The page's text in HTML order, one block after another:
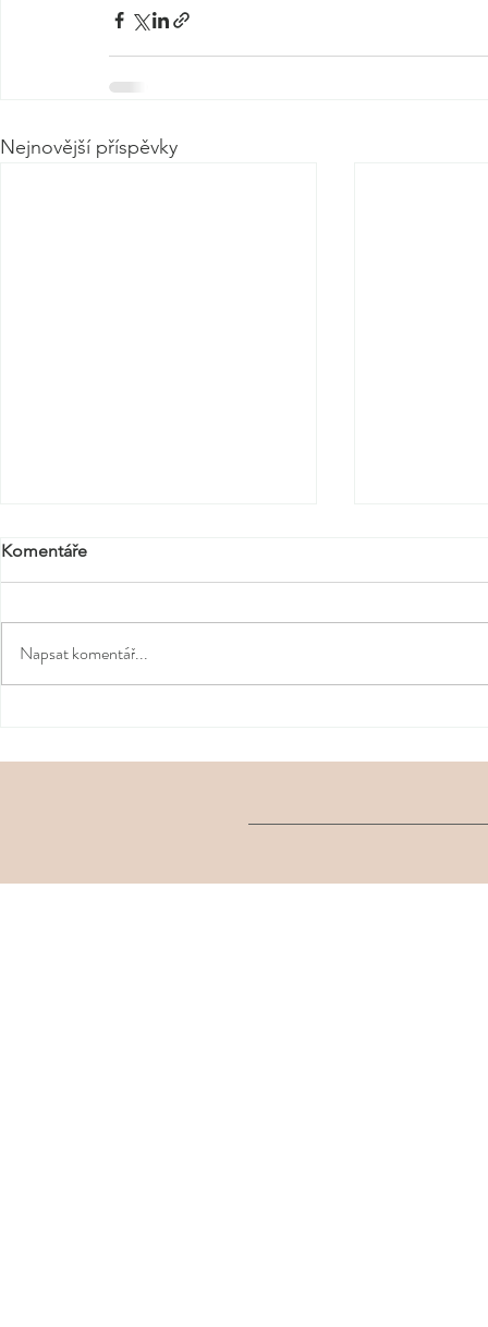
Nejnovější příspěvky
Komentáře
Napsat komentář...